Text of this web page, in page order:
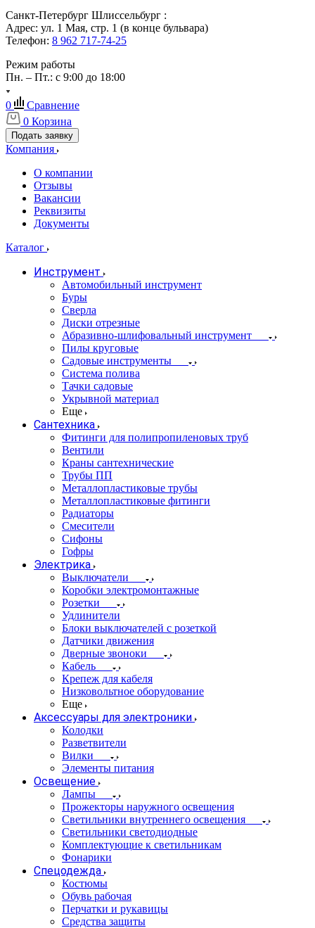
Санкт-Петербург Шлиссельбург :
Адрес: ул. 1 Мая, стр. 1 (в конце бульвара)
Телефон: 8 962 717-74-25
Режим работы
Пн. – Пт.: с 9:00 до 18:00
0
Сравнение
0 Корзина
Подать заявку
Компания
О компании
Отзывы
Вакансии
Реквизиты
Документы
Каталог
Инструмент
Автомобильный инструмент
Буры
Сверла
Диски отрезные
Абразивно-шлифовальный инструмент
Пилы круговые
Садовые инструменты
Система полива
Тачки садовые
Укрывной материал
Еще
Сантехника
Фитинги для полипропиленовых труб
Вентили
Краны сантехнические
Трубы ПП
Металлопластиковые трубы
Металлопластиковые фитинги
Радиаторы
Смесители
Сифоны
Гофры
Электрика
Выключатели
Коробки электромонтажные
Розетки
Удлинители
Блоки выключателей с розеткой
Датчики движения
Дверные звоноки
Кабель
Крепеж для кабеля
Низковольтное оборудование
Еще
Аксессуары для электроники
Колодки
Разветвители
Вилки
Элементы питания
Освещение
Лампы
Прожекторы наружного освещения
Светильники внутреннего освещения
Светильники светодиодные
Комплектующие к светильникам
Фонарики
Спецодежда
Костюмы
Обувь рабочая
Перчатки и рукавицы
Средства защиты